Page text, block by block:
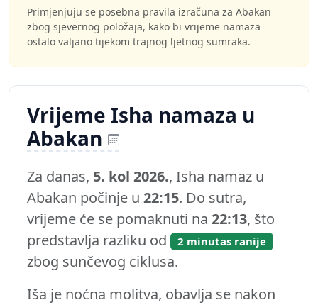
Primjenjuju se posebna pravila izračuna za Abakan
zbog sjevernog položaja, kako bi vrijeme namaza
ostalo valjano tijekom trajnog ljetnog sumraka.
Vrijeme Isha namaza u
Abakan
Za danas, 5. kol 2026., Isha namaz u
Abakan počinje u 22:15. Do sutra,
vrijeme će se pomaknuti na 22:13, što
predstavlja razliku od
2 minutas ranije
zbog sunčevog ciklusa.
Iša je noćna molitva, obavlja se nakon